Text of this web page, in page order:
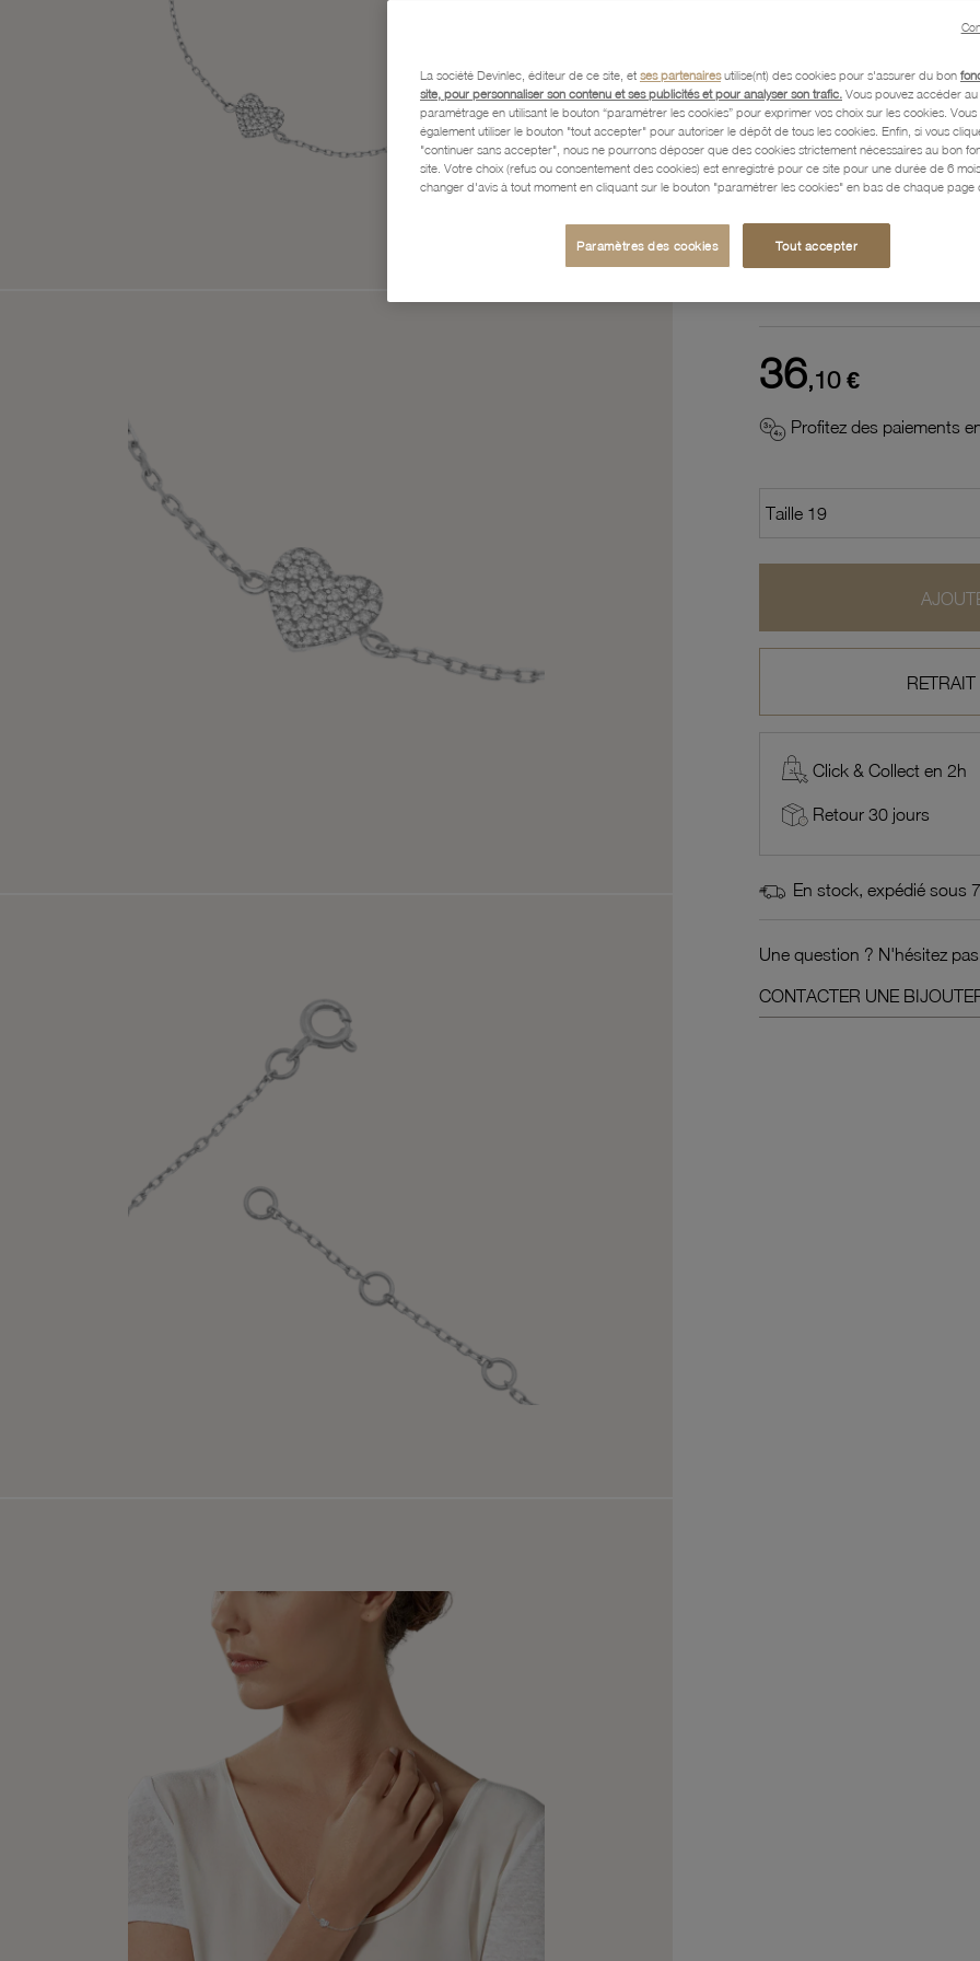
Description
Caractéristiques détaillées
36,10 €
Profitez des paiements
Click & Collect en 2h
Retour 30 jours
En stock, expédié sous
Une question ? N'hésitez
CONTACTER UNE
La société Devinlec, éditeur de ce site, et ses partenairesutilise(nt) des cookies pour s'assurer du bon
site, pour personnaliser son contenu et ses publicités et pour analyser son trafic. Vous pouvez accéder
paramétrage en utilisant le bouton “paramétrer les cookies” pour exprimer vos choix sur les cookies. Vous
également utiliser le bouton "tout accepter" pour autoriser le dépôt de tous les cookies. Enfin, si vous
"continuer sans accepter", nous ne pourrons déposer que des cookies strictement nécessaires au bon
site. Votre choix (refus ou consentement des cookies) est enregistré pour ce site pour une durée de 6
changer d'avis à tout moment en cliquant sur le bouton "paramétrer les cookies" en bas de chaque page
Paramètres des cookies Tout accepter